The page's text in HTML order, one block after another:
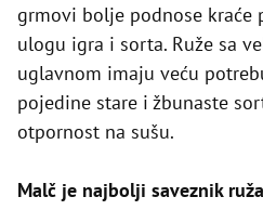
grmovi bolje podnose kraće
ulogu igra i sorta. Ruže sa
uglavnom imaju veću
pojedine stare i žbunaste
otpornost na sušu.
Malč je najbolji saveznik ruža